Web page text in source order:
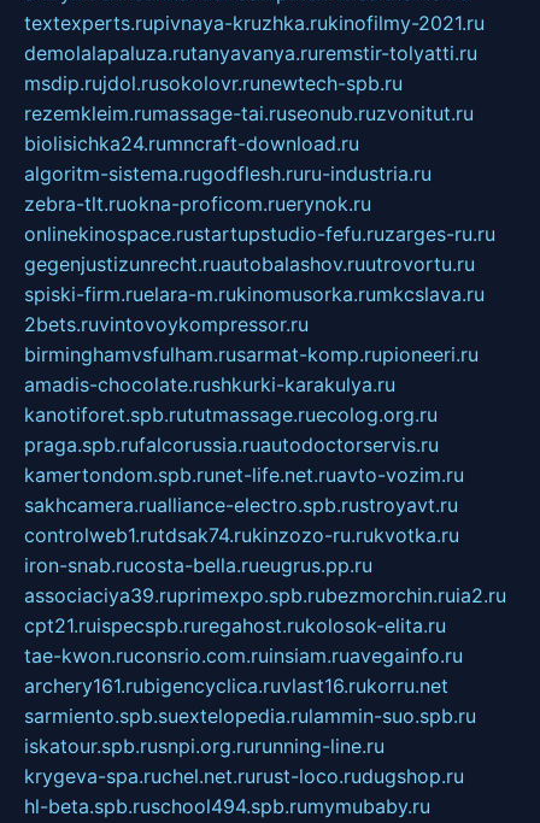
textexperts.rupivnaya-kruzhka.rukinofilmy-2021.ru
demolalapaluza.rutanyavanya.ruremstir-tolyatti.ru
msdip.rujdol.rusokolovr.runewtech-spb.ru
rezemkleim.rumassage-tai.ruseonub.ruzvonitut.ru
biolisichka24.rumncraft-download.ru
algoritm-sistema.rugodflesh.ruru-industria.ru
zebra-tlt.ruokna-proficom.ruerynok.ru
onlinekinospace.rustartupstudio-fefu.ruzarges-ru.ru
gegenjustizunrecht.ruautobalashov.ruutrovortu.ru
spiski-firm.ruelara-m.rukinomusorka.rumkcslava.ru
2bets.ruvintovoykompressor.ru
birminghamvsfulham.rusarmat-komp.rupioneeri.ru
amadis-chocolate.rushkurki-karakulya.ru
kanotiforet.spb.rututmassage.ruecolog.org.ru
praga.spb.rufalcorussia.ruautodoctorservis.ru
kamertondom.spb.runet-life.net.ruavto-vozim.ru
sakhcamera.rualliance-electro.spb.rustroyavt.ru
controlweb1.rutdsak74.rukinzozo-ru.rukvotka.ru
iron-snab.rucosta-bella.rueugrus.pp.ru
associaciya39.ruprimexpo.spb.rubezmorchin.ruia2.ru
cpt21.ruispecspb.ruregahost.rukolosok-elita.ru
tae-kwon.ruconsrio.com.ruinsiam.ruavegainfo.ru
archery161.rubigencyclica.ruvlast16.rukorru.net
sarmiento.spb.suextelopedia.rulammin-suo.spb.ru
iskatour.spb.rusnpi.org.rurunning-line.ru
krygeva-spa.ruchel.net.rurust-loco.rudugshop.ru
hl-beta.spb.ruschool494.spb.rumymubaby.ru